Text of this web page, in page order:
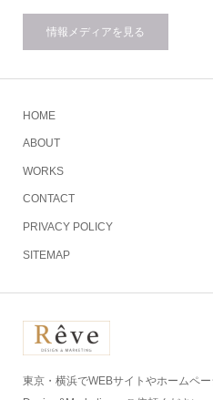
情報メディアを見る
HOME
ABOUT
WORKS
CONTACT
PRIVACY POLICY
SITEMAP
東京・横浜でWEBサイトやホームペ